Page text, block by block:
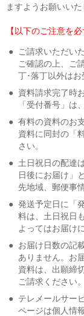
ますようお願いいた
【以下のご注意を
●
ご請求いただい
ご確認の上、ご
丁･落丁以外はお
● 資料請求完了時
「受付番号」は
● 有料の資料のお
資料に同封の「
さい。
● 土日祝日の配達
日後にお届け」
先地域、郵便事
● 発送予定日に「
料は、土日祝日
よってはお届け
● お届け日数の記
ありません。お
資料は、出願締
ご請求ください。
● テレメールサー
ページは個人情